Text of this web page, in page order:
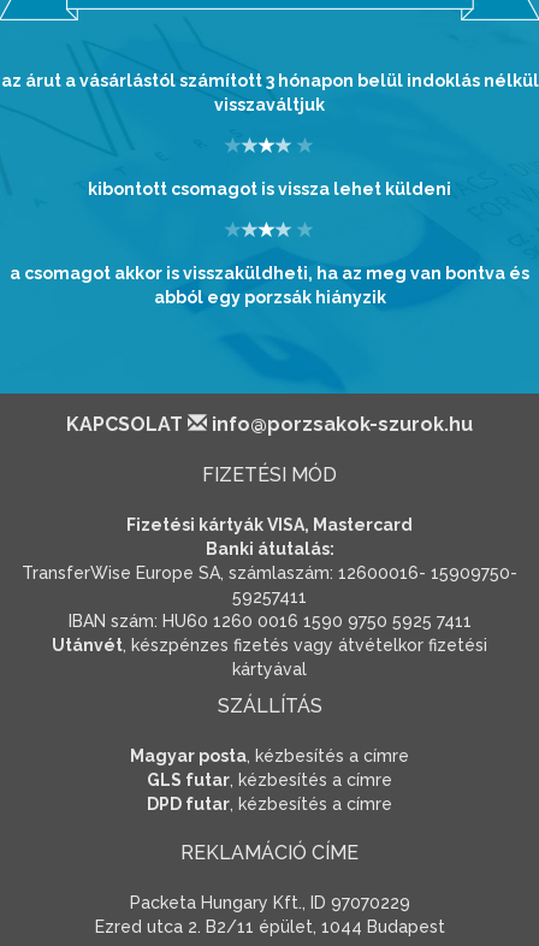
az árut a vásárlástól számított 3 hónapon belül indoklás nélkül
visszaváltjuk
kibontott csomagot is vissza lehet küldeni
a csomagot akkor is visszaküldheti, ha az meg van bontva és
abból egy porzsák hiányzik
KAPCSOLAT info@porzsakok-szurok.hu
FIZETÉSI MÓD
Fizetési kártyák VISA, Mastercard
Banki átutalás:
TransferWise Europe SA, számlaszám: 12600016- 15909750-
59257411
IBAN szám: HU60 1260 0016 1590 9750 5925 7411
Utánvét, készpénzes fizetés vagy átvételkor fizetési
kártyával
SZÁLLÍTÁS
Magyar posta, kézbesítés a címre
GLS futar, kézbesítés a címre
DPD futar, kézbesítés a címre
REKLAMÁCIÓ CÍME
Packeta Hungary Kft., ID 97070229
Ezred utca 2. B2/11 épület, 1044 Budapest